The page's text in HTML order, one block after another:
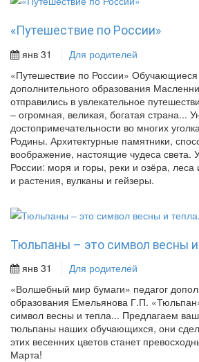
«Путешествие по России»
янв 31
Для родителей
«Путешествие по России» Обучающиеся
дополнительного образования
отправились в увлекательное
– огромная, великая, богатая страна...
достопримечательности во многих
Родины. Архитектурные памятники,
воображение, настоящие чудеса света.
России: моря и горы, реки и озёра,
и растения, вулканы и гейзеры.
Тюльпаны – это символ весны и
янв 31
Для родителей
«Волшебный мир бумаги» педагог
образования Емельянова Г.П.
символ весны и тепла... Предлагаем
тюльпаны наших обучающихся, они
этих весенних цветов станет
Марта!